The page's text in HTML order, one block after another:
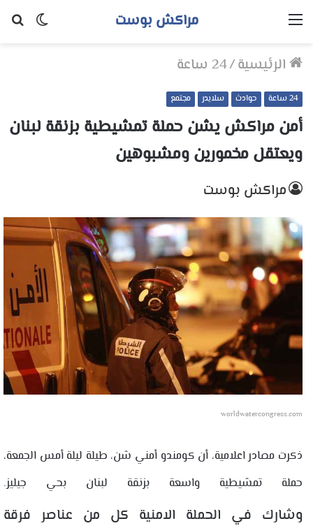
الوضع
مراكش بوست القائمة
الرئيسية/24 ساعة
24 ساعة حوادث سلايدر مجتمع
أمن مراكش يشن حملة تمشيطية بزنقة لبنان
ويعتقل مخمورين ومشبوهين
مراكش بوست
worldwatercongress.com
ذكرت مصادر اعلامية، أن كومندو أمني شن، طيلة ليلة أمس الجمعة،
حملة تمشيطية واسعة بزنقة لبنان بحي جيليز.
وشارك في الحملة الامنية كل من عناصر فرقة